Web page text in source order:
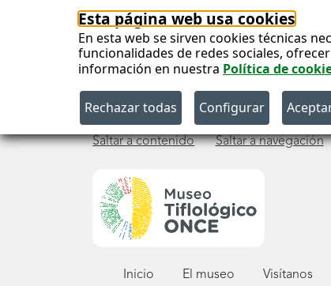
Esta página web usa cookies
En esta web se sirven cookies técnicas
funcionalidades de redes sociales,
información en nuestra Política de
Saltar a contenido Saltar a navegación
Inicio El museo Visítanos